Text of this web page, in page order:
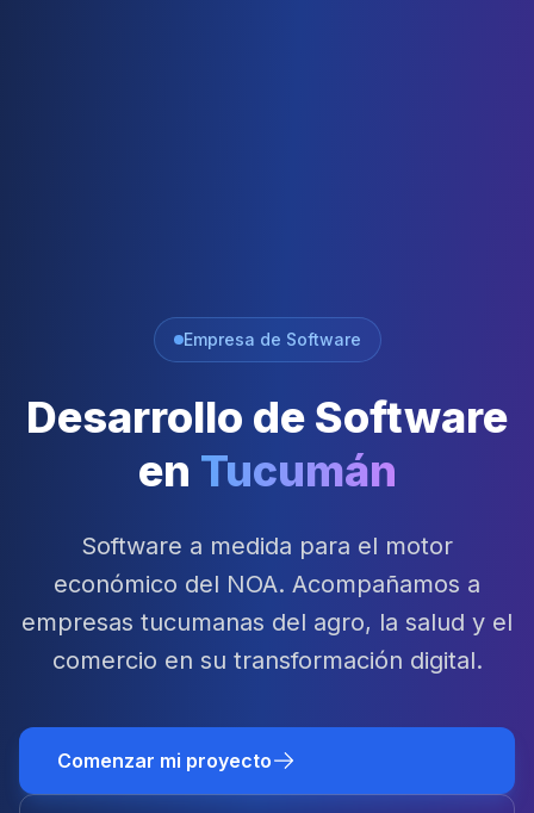
Empresa de Software
Desarrollo de Software
en Tucumán
Software a medida para el motor
económico del NOA. Acompañamos a
empresas tucumanas del agro, la salud y el
comercio en su transformación digital.
Comenzar mi proyecto